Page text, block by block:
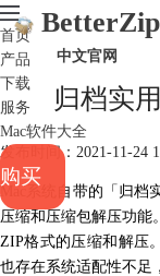
BetterZip
中文官网
首页
产品
下载
服务
Mac软件大全
购买
归档实
发布时间：2021-11-24
Mac系统自带的「归档
压缩和压缩包解压功能
ZIP格式的压缩和解压
也存在系统适配性不足